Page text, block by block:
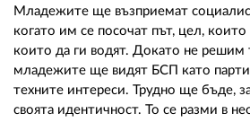
Младежите ще възприемат
когато им се посочат път, цел, които
които да ги водят. Докато не решим
младежите ще видят БСП като
техните интереси. Трудно ще бъде,
своята идентичност. То се разми в